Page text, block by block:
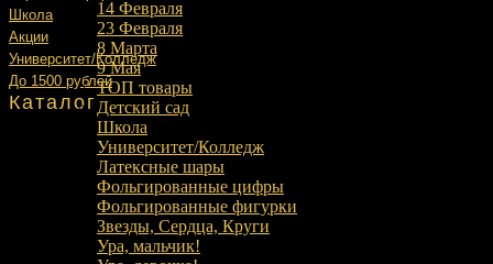
Школа
Акции
Университет/Колледж
До 1500 рублей
Каталог
14 Февраля
23 Февраля
8 Марта
9 Мая
ТОП товары
Детский сад
Школа
Университет/Колледж
Латексные шары
Фольгированные цифры
Фольгированные фигурки
Звезды, Сердца, Круги
Ура, мальчик!